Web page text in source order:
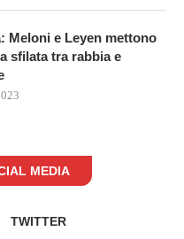
Meloni e Leyen mettono
sfilata tra rabbia e
MEDIA
TWITTER